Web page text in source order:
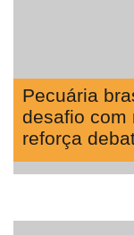
Pecuária
desafio com
reforça